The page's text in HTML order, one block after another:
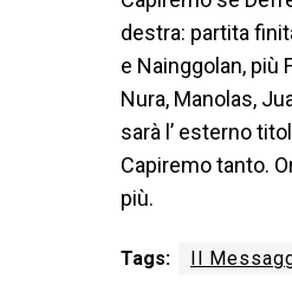
destra: partita
e Nainggolan, più
Nura, Manolas,
sarà l’ esterno
Capiremo tanto.
più.
Tags: Il